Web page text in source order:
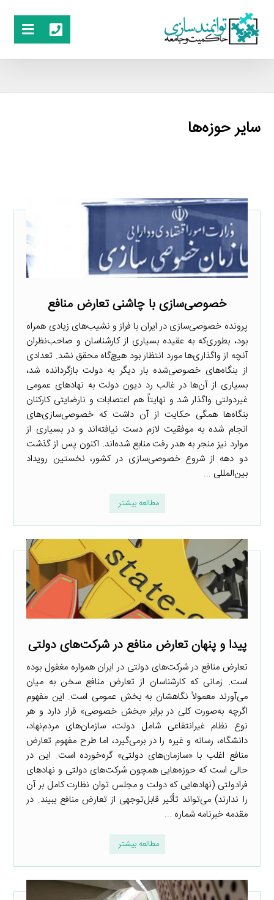
سایر حوزه‌ها
خصوصی‌سازی با چاشنی تعارض منافع
پرونده خصوصی‌سازی در ایران با فراز و نشیب‌های زیادی همراه
بود، بطوری‌که به عقیده بسیاری از کارشناسان و صاحب‌نظران
آنچه از واگذاری‌ها مورد انتظار بود هیچ‌گاه محقق نشد. تعدادی
از بنگاه‌های خصوصی‌شده بار دیگر به دولت بازگردانده شد،
بسیاری از آن‌ها در غالب رد دیون دولت به نهادهای عمومی
غیردولتی واگذار شد و نهایتاً هم اعتصابات و نارضایتی کارکنان
بنگاه‌ها همگی حکایت از آن داشت که خصوصی‌سازی‌های
انجام شده به موفقیت لازم دست نیافته‌اند و در بسیاری از
موارد نیز منجر به هدر رفت منابع شده‌اند. اکنون پس از گذشت
دو دهه از شروع خصوصی‌سازی در کشور، نخستین رویداد
بین‌المللی ...
مطالعه بیشتر
پیدا و پنهان تعارض منافع در شرکت‌های دولتی
تعارض منافع در شرکت‌های دولتی در ایران همواره مغفول بوده
است. زمانی که کارشناسان از تعارض منافع سخن به میان
می‌آورند معمولاً نگاهشان به بخش عمومی است. این مفهوم
اگرچه به‌صورت کلی در برابر «بخش خصوصی» قرار دارد و هر
نوع نظام غیرانتفاعی شامل دولت، سازمان‌های مردم‌نهاد،
دانشگاه، رسانه و غیره را در برمی‌گیرد، اما طرح مفهوم تعارض
منافع اغلب با «سازمان‌های دولتی» گره‌خورده است. این در
حالی است که حوزه‌هایی همچون شرکت‌های دولتی و نهادهای
فرادولتی (نهادهایی که دولت و مجلس توان نظارت کامل بر آن
را ندارند) می‌تواند تأثیر قابل‌توجهی از تعارض منافع ببیند. در
مقدمه خبرنامه شماره ...
مطالعه بیشتر